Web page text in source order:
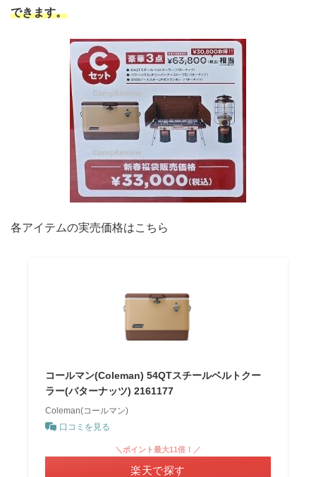
できます。
各アイテムの実売価格はこちら
コールマン(Coleman) 54QTスチールベルトクー
ラー(バターナッツ) 2161177
Coleman(コールマン)
口コミを見る
＼ポイント最大11倍！／
楽天で探す